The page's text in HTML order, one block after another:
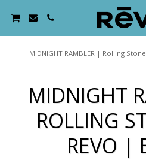
MIDNIGHT RAMBLER | Rolling
MIDNIGHT
ROLLING
REVO |